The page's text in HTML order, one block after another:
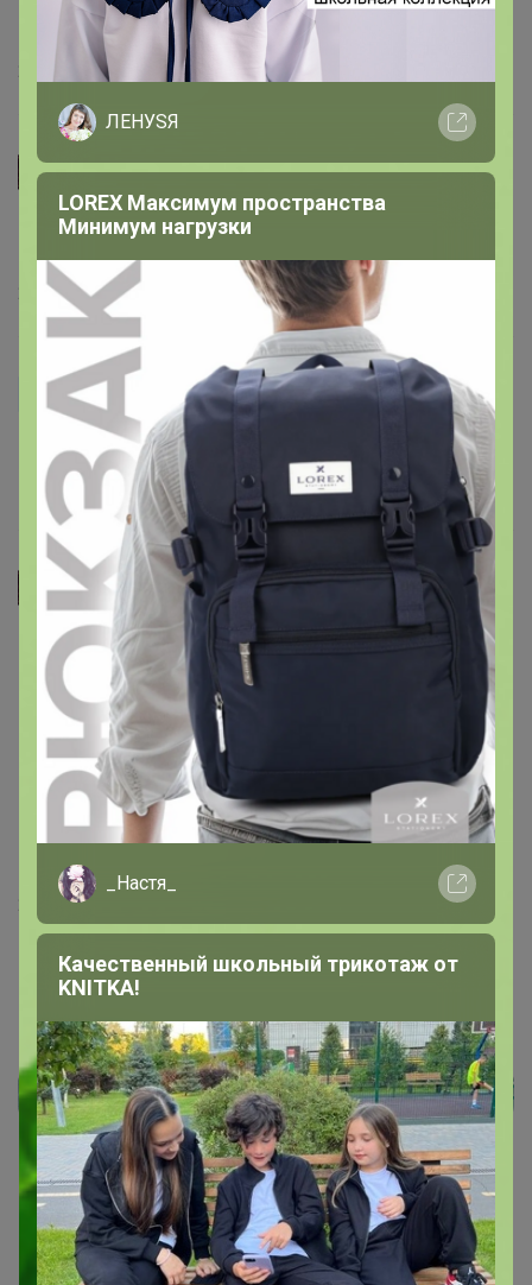
20 августа, 2025 11:32
СЛАДКАЯ
Дарина, ориентируйтесь на таблицу с замерами
22 июня, 2025 13:41
Дарина
На наш 52 размер какой выбрать лучше?
16 июня, 2025 10:22
СЛАДКАЯ
Таблица замеров изделия:
23 января, 2025 17:42
Реклама
Как здесь все устроено?
Как сделать заказ?
Как получить?
ЛЕНУSЯ
LOREX Максимум пространства
Минимум нагрузки
_Настя_
Качественный школьный трикотаж от
KNITKA!